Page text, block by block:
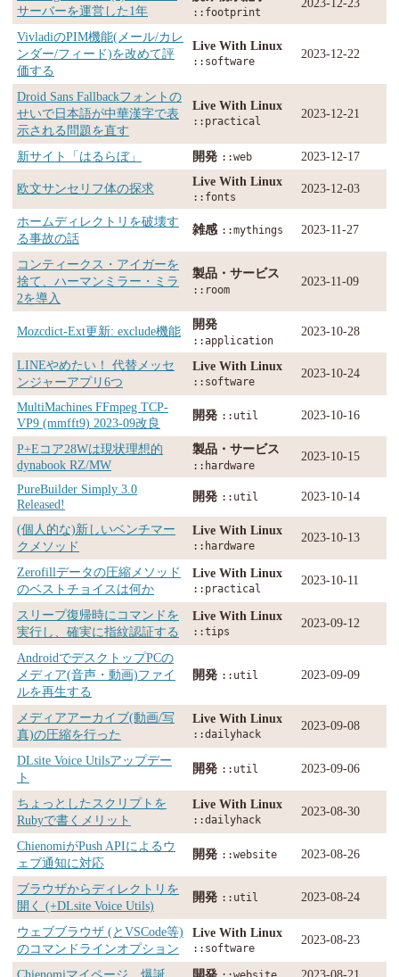
サーバーを運営した1年
::footprint
VivladiのPIM機能(メール/カレ
ンダー/フィード)を改めて評
価する
Live With Linux
::software
2023-12-22
Droid Sans Fallbackフォントの
せいで日本語が中華漢字で表
示される問題を直す
Live With Linux
::practical
2023-12-21
新サイト「はるらぼ」 開発 ::web 2023-12-17
欧文サンセリフ体の探求 Live With Linux
::fonts
2023-12-03
ホームディレクトリを破壊す
る事故の話
雑感 ::mythings 2023-11-27
コンティークス・アイガーを
捨て、ハーマンミラー・ミラ
2を導入
製品・サービス
::room
2023-11-09
Mozcdict-Ext更新: exclude機能 開発
::application
2023-10-28
LINEやめたい！ 代替メッセ
ンジャーアプリ6つ
Live With Linux
::software
2023-10-24
MultiMachines FFmpeg TCP-
VP9 (mmfft9) 2023-09改良
開発 ::util 2023-10-16
P+Eコア28Wは現状理想的
dynabook RZ/MW
製品・サービス
::hardware
2023-10-15
PureBuilder Simply 3.0
Released!
開発 ::util 2023-10-14
(個人的な)新しいベンチマー
クメソッド
Live With Linux
::hardware
2023-10-13
Zerofillデータの圧縮メソッド
のベストチョイスは何か
Live With Linux
::practical
2023-10-11
スリープ復帰時にコマンドを
実行し、確実に指紋認証する
Live With Linux
::tips
2023-09-12
AndroidでデスクトップPCの
メディア(音声・動画)ファイ
ルを再生する
開発 ::util 2023-09-09
メディアアーカイブ(動画/写
真)の圧縮を行った
Live With Linux
::dailyhack
2023-09-08
DLsite Voice Utilsアップデー
ト
開発 ::util 2023-09-06
ちょっとしたスクリプトを
Rubyで書くメリット
Live With Linux
::dailyhack
2023-08-30
ChienomiがPush APIによるウ
ェブ通知に対応
開発 ::website 2023-08-26
ブラウザからディレクトリを
開く (+DLsite Voice Utils)
開発 ::util 2023-08-24
ウェブブラウザ (とVSCode等)
のコマンドラインオプション
Live With Linux
::software
2023-08-23
Chienomiマイページ、爆誕 開発
2023-08-21